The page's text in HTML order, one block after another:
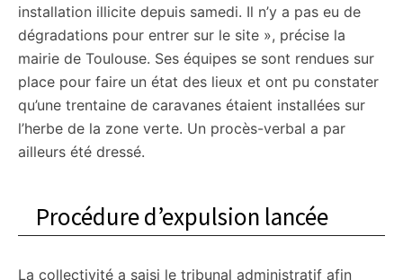
installation illicite depuis samedi. Il n’y a pas eu de
dégradations pour entrer sur le site », précise la
mairie de Toulouse. Ses équipes se sont rendues sur
place pour faire un état des lieux et ont pu constater
qu’une trentaine de caravanes étaient installées sur
l’herbe de la zone verte. Un procès-verbal a par
ailleurs été dressé.
Procédure d’expulsion lancée
La collectivité a saisi le tribunal administratif afin